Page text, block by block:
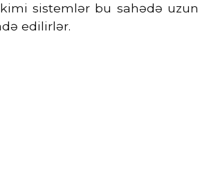
kimi sistemlər bu sahədə uzun
edilirlər.